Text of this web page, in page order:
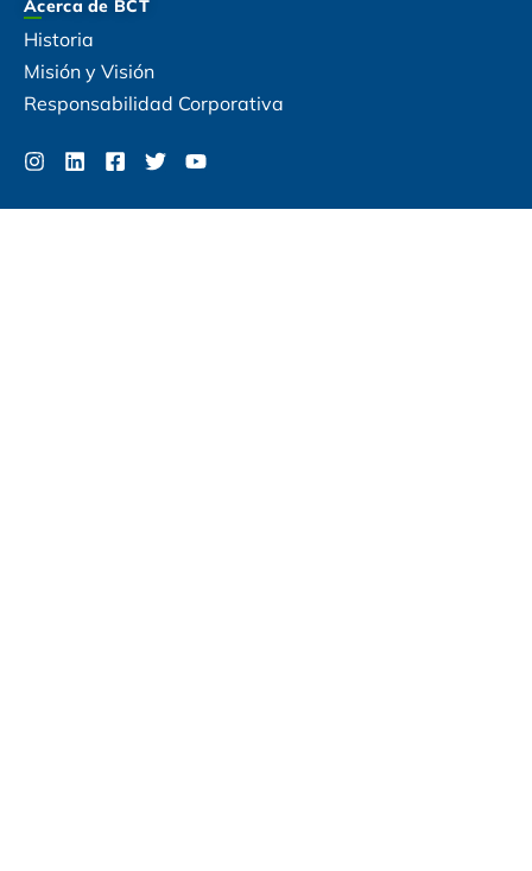
Acerca de BCT
Historia
Misión y Visión
Responsabilidad Corporativa